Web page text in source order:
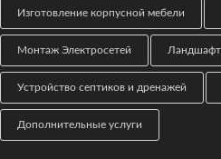
Изготовление корпусной мебели
Монтаж Электросетей
Устройство септиков и дренажей
Дополнительные услуги